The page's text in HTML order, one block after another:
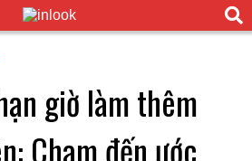
giờ làm thêm
Chạm đến ước